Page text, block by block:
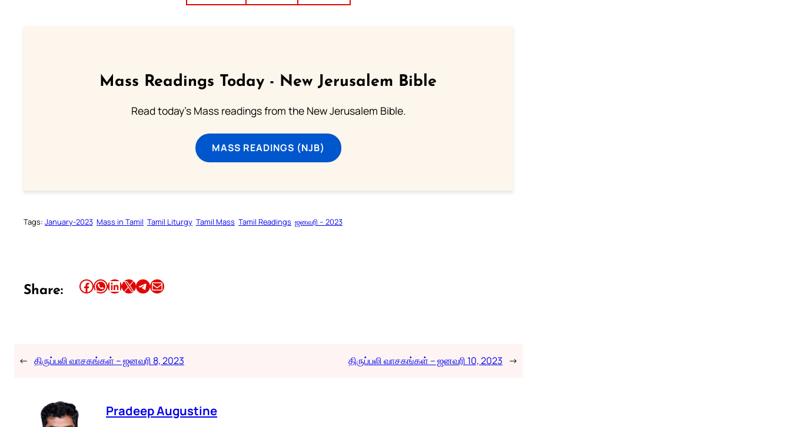
Mass Readings Today - New Jerusalem Bible
Read today's Mass readings from the New Jerusalem Bible.
MASS READINGS (NJB)
Tags: January-2023 Mass in Tamil Tamil Liturgy Tamil Mass Tamil Readings ஜனவரி – 2023
Share: Share this article on Facebook Share this article on WhatsApp Share this article on LinkedIn Share this article on X Share this article on TelegramEmail this Article
← திருப்பலி வாசகங்கள் – ஜனவரி 8, 2023 திருப்பலி வாசகங்கள் – ஜனவரி 10, 2023 →
Pradeep Augustine